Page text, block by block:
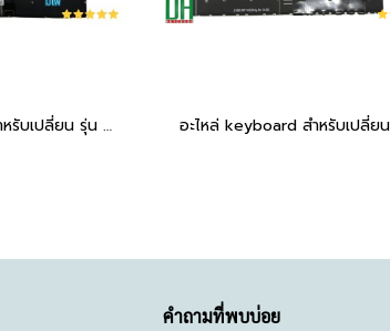
อะไหล่ keyboard สำหรับเปลี่ยน รุ่น Spectre X360 13-AP,ENVY x360 13-AR,13-AG 13-AH มีไฟ
คำถามที่พบบ่อย